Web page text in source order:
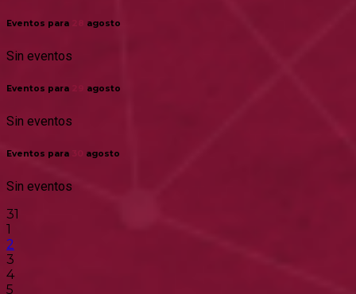
Eventos para agosto
Sin eventos
Eventos para agosto
Sin eventos
Eventos para agosto
Sin eventos
31
1
2
3
4
5